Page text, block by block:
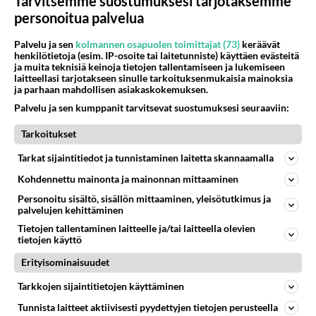
Kommentoi aloitusta...
Ketjusta on poistettu0sääntöjenvastaista viestiä.
Takaisin ylös
LUETUIMMAT KESKUSTELUT
06.08.2026 16:54
1063
06.08.2026 20:09
Iisalmi
1020
personoitua palvelua
Palvelu ja sen kolmannen osapuolen toimittajat (73) keräävät
henkilötietoja (esim. IP-osoite tai laitetunniste) käyttäen evästeitä
ja muita teknisiä keinoja tietojen tallentamiseen ja lukemiseen
laitteellasi tarjotakseen sinulle tarkoituksenmukaisia mainoksia
ja parhaan mahdollisen asiakaskokemuksen.
Palvelu ja sen kumppanit tarvitsevat suostumuksesi seuraaviin:
Tarkoitukset
Tarkat sijaintitiedot ja tunnistaminen laitetta skannaamalla
Kohdennettu mainonta ja mainonnan mittaaminen
Personoitu sisältö, sisällön mittaaminen, yleisötutkimus ja
palvelujen kehittäminen
Tietojen tallentaminen laitteelle ja/tai laitteella olevien
tietojen käyttö
Erityisominaisuudet
Tarkkojen sijaintitietojen käyttäminen
Tunnista laitteet aktiivisesti pyydettyjen tietojen perusteella